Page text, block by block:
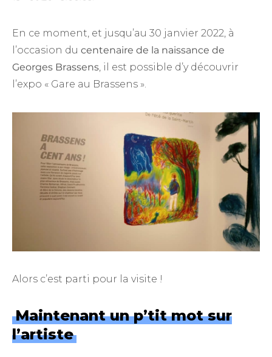
En ce moment, et jusqu’au 30 janvier 2022, à
l’occasion du centenaire de la naissance de
Georges Brassens, il est possible d’y découvrir
l’expo « Gare au Brassens ».
Alors c’est parti pour la visite !
Maintenant un p’tit mot sur
l’artiste